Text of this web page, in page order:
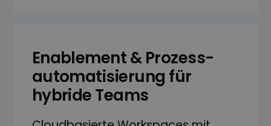
Enablement & Prozess­­
automati­sierung für
hybride Teams